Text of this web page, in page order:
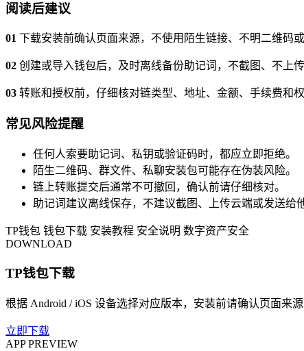
阅读后建议
01 下载安装前确认页面来源，不使用陌生链接、不明二维码或
02 创建或导入钱包后，及时离线备份助记词，不截图、不上传
03 转账和授权前，仔细核对链类型、地址、金额、手续费和权
常见风险提醒
任何人索要助记词、私钥或验证码时，都应立即拒绝。
陌生二维码、群文件、私聊安装包可能存在伪装风险。
链上转账提交后通常不可撤回，确认前请仔细核对。
助记词建议离线保存，不建议截图、上传云端或发送给
TP钱包 钱包下载 安装教程 安全说明 数字资产安全
DOWNLOAD
TP钱包下载
根据 Android / iOS 设备选择对应版本，安装前请确认页面来源
立即下载
APP PREVIEW